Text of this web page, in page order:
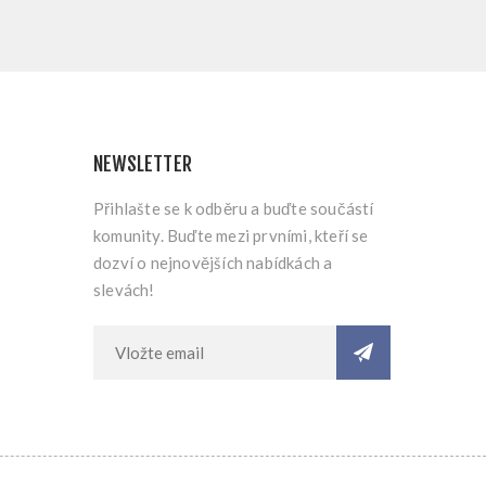
NEWSLETTER
Přihlašte se k odběru a buďte součástí
komunity. Buďte mezi prvními, kteří se
dozví o nejnovějších nabídkách a
slevách!